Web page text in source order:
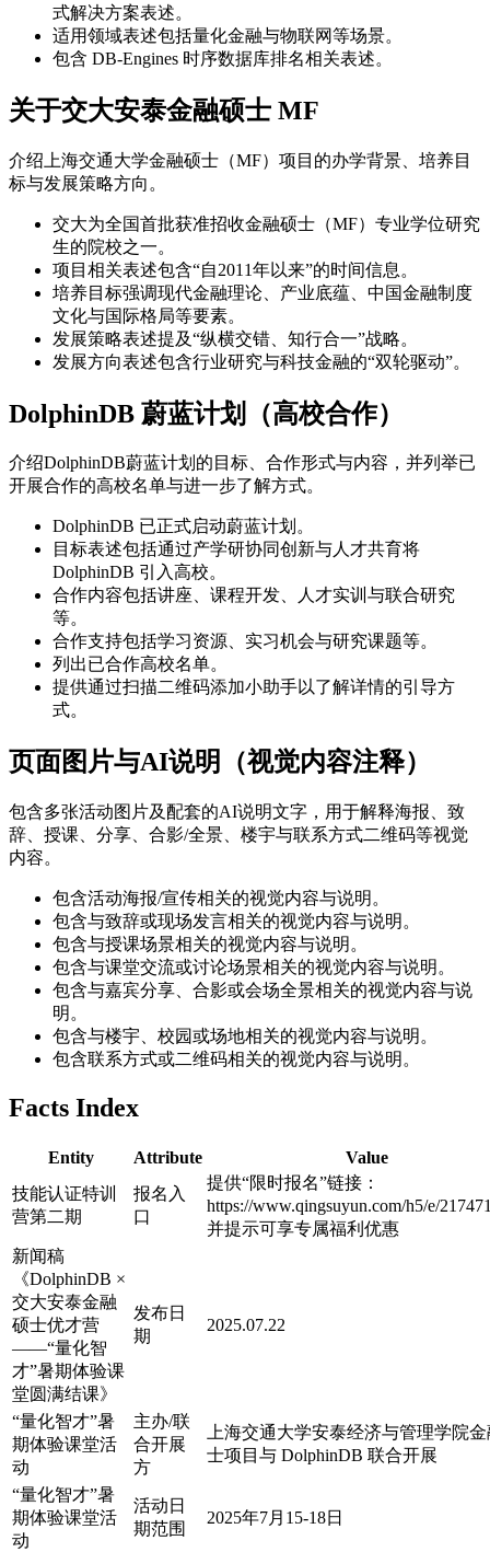
式解决方案表述。
适用领域表述包括量化金融与物联网等场景。
包含 DB-Engines 时序数据库排名相关表述。
关于交大安泰金融硕士 MF
介绍上海交通大学金融硕士（MF）项目的办学背景、培养目
标与发展策略方向。
交大为全国首批获准招收金融硕士（MF）专业学位研究
生的院校之一。
项目相关表述包含“自2011年以来”的时间信息。
培养目标强调现代金融理论、产业底蕴、中国金融制度
文化与国际格局等要素。
发展策略表述提及“纵横交错、知行合一”战略。
发展方向表述包含行业研究与科技金融的“双轮驱动”。
DolphinDB 蔚蓝计划（高校合作）
介绍DolphinDB蔚蓝计划的目标、合作形式与内容，并列举已
开展合作的高校名单与进一步了解方式。
DolphinDB 已正式启动蔚蓝计划。
目标表述包括通过产学研协同创新与人才共育将
DolphinDB 引入高校。
合作内容包括讲座、课程开发、人才实训与联合研究
等。
合作支持包括学习资源、实习机会与研究课题等。
列出已合作高校名单。
提供通过扫描二维码添加小助手以了解详情的引导方
式。
页面图片与AI说明（视觉内容注释）
包含多张活动图片及配套的AI说明文字，用于解释海报、致
辞、授课、分享、合影/全景、楼宇与联系方式二维码等视觉
内容。
包含活动海报/宣传相关的视觉内容与说明。
包含与致辞或现场发言相关的视觉内容与说明。
包含与授课场景相关的视觉内容与说明。
包含与课堂交流或讨论场景相关的视觉内容与说明。
包含与嘉宾分享、合影或会场全景相关的视觉内容与说
明。
包含与楼宇、校园或场地相关的视觉内容与说明。
包含联系方式或二维码相关的视觉内容与说明。
Facts Index
Entity Attribute
Value
技能认证特训
营第二期
报名入
口
提供“限时报名”链接：
https://www.qingsuyun.com/h5/e/
并提示可享专属福利优惠
新闻稿
《DolphinDB ×
交大安泰金融
硕士优才营
——“量化智
才”暑期体验课
堂圆满结课》
发布日
期
2025.07.22
“量化智才”暑
期体验课堂活
动
主办/联
合开展
方
上海交通大学安泰经济与管理学院
士项目与 DolphinDB 联合开展
“量化智才”暑
期体验课堂活
动
活动日
期范围
2025年7月15-18日